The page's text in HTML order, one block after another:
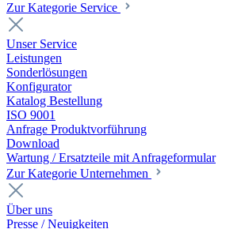
Zur Kategorie Service
Unser Service
Leistungen
Sonderlösungen
Konfigurator
Katalog Bestellung
ISO 9001
Anfrage Produktvorführung
Download
Wartung / Ersatzteile mit Anfrageformular
Zur Kategorie Unternehmen
Über uns
Presse / Neuigkeiten